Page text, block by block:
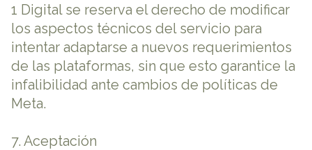
1 Digital se reserva el derecho de modificar
los aspectos técnicos del servicio para
intentar adaptarse a nuevos requerimientos
de las plataformas, sin que esto garantice la
infalibilidad ante cambios de políticas de
Meta.
7. Aceptación